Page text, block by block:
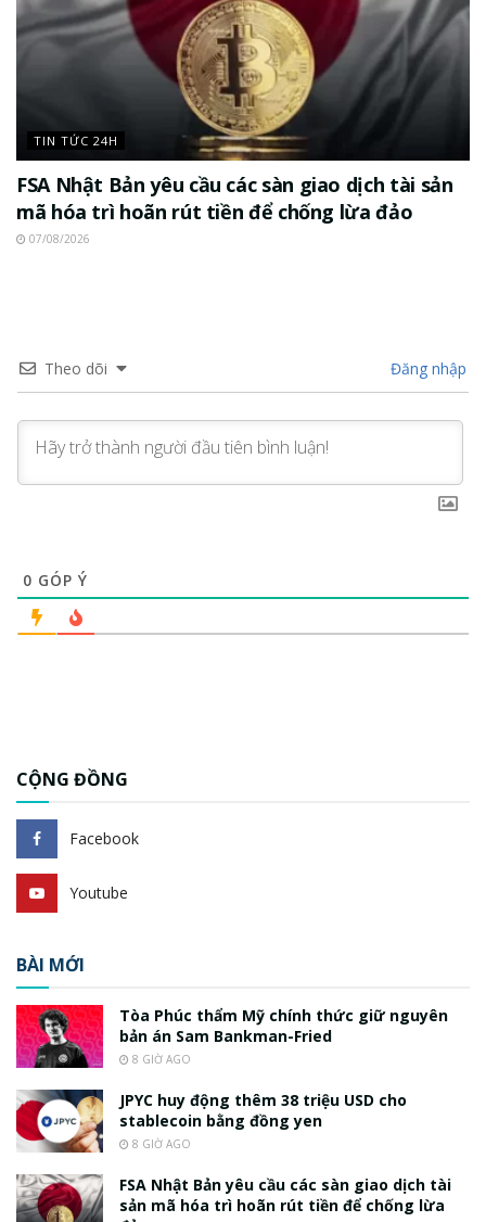
TIN TỨC 24H
FSA Nhật Bản yêu cầu các sàn giao dịch tài sản
mã hóa trì hoãn rút tiền để chống lừa đảo
07/08/2026
Theo dõi Đăng nhập
0 GÓP Ý
CỘNG ĐỒNG
Facebook
Youtube
BÀI MỚI
Tòa Phúc thẩm Mỹ chính thức giữ nguyên
bản án Sam Bankman-Fried
8 GIỜ AGO
JPYC huy động thêm 38 triệu USD cho
stablecoin bằng đồng yen
8 GIỜ AGO
FSA Nhật Bản yêu cầu các sàn giao dịch tài
sản mã hóa trì hoãn rút tiền để chống lừa